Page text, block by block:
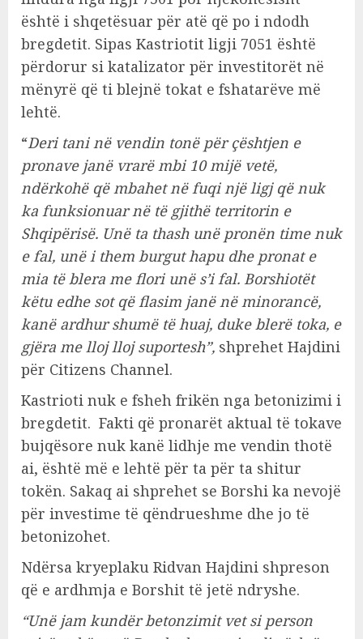
është i shqetësuar për atë që po i ndodh
bregdetit. Sipas Kastriotit ligji 7051 është
përdorur si katalizator për investitorët në
mënyrë që ti blejnë tokat e fshatarëve më
lehtë.
“Deri tani në vendin tonë për çështjen e
pronave janë vrarë mbi 10 mijë vetë,
ndërkohë që mbahet në fuqi një ligj që nuk
ka funksionuar në të gjithë territorin e
Shqipërisë. Unë ta thash unë pronën time nuk
e fal, unë i them burgut hapu dhe pronat e
mia të blera me flori unë s’i fal. Borshiotët
këtu edhe sot që flasim janë në minorancë,
kanë ardhur shumë të huaj, duke blerë toka, e
gjëra me lloj lloj suportesh”, shprehet Hajdini
për Citizens Channel.
Kastrioti nuk e fsheh frikën nga betonizimi i
bregdetit. Fakti që pronarët aktual të tokave
bujqësore nuk kanë lidhje me vendin thotë
ai, është më e lehtë për ta për ta shitur
tokën. Sakaq ai shprehet se Borshi ka nevojë
për investime të qëndrueshme dhe jo të
betonizohet.
Ndërsa kryeplaku Ridvan Hajdini shpreson
që e ardhmja e Borshit të jetë ndryshe.
“Unë jam kundër betonzimit vet si person